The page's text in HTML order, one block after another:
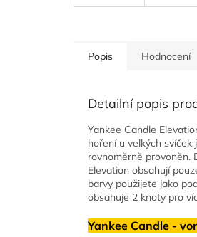
Popis Hodnocení
Detailní popis
Yankee Candle
hoření u velkých
rovnoměrně provoněn.
Elevation obsahují
barvy použijete jako
obsahuje 2 knoty pro
Yankee Candle -